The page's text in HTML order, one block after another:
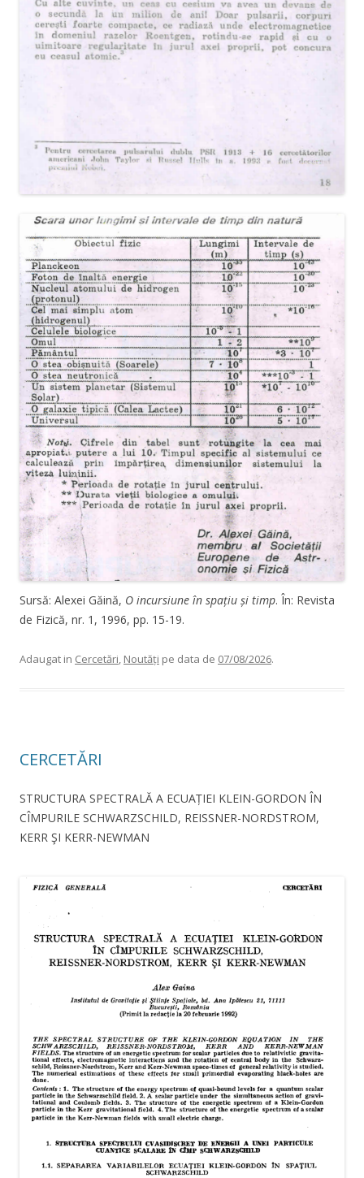
Sursă: Alexei Găină, O incursiune în spațiu și timp. În: Revista
de Fizică, nr. 1, 1996, pp. 15-19.
Adaugat in Cercetări Noutăți pe data de 07/08/2026.
CERCETĂRI
STRUCTURA SPECTRALĂ A ECUAȚIEI KLEIN-GORDON ÎN
CÎMPURILE SCHWARZSCHILD, REISSNER-NORDSTROM,
KERR ŞI KERR-NEWMAN